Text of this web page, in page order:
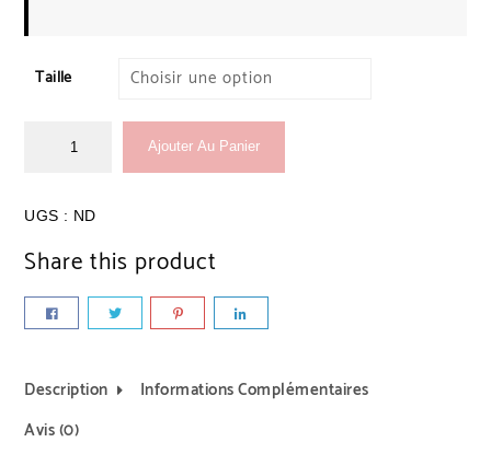
Taille
Ajouter Au Panier
UGS : ND
Share this product
Description
Informations Complémentaires
Avis (0)